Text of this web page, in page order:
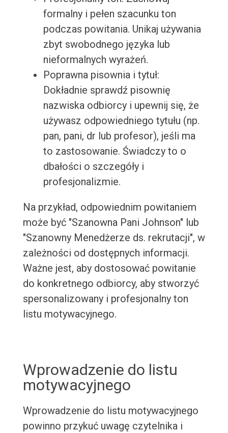
formalny i pełen szacunku ton
podczas powitania. Unikaj używania
zbyt swobodnego języka lub
nieformalnych wyrażeń.
Poprawna pisownia i tytuł:
Dokładnie sprawdź pisownię
nazwiska odbiorcy i upewnij się, że
używasz odpowiedniego tytułu (np.
pan, pani, dr lub profesor), jeśli ma
to zastosowanie. Świadczy to o
dbałości o szczegóły i
profesjonalizmie.
Na przykład, odpowiednim powitaniem
może być "Szanowna Pani Johnson" lub
"Szanowny Menedżerze ds. rekrutacji", w
zależności od dostępnych informacji.
Ważne jest, aby dostosować powitanie
do konkretnego odbiorcy, aby stworzyć
spersonalizowany i profesjonalny ton
listu motywacyjnego.
Wprowadzenie do listu
motywacyjnego
Wprowadzenie do listu motywacyjnego
powinno przykuć uwagę czytelnika i